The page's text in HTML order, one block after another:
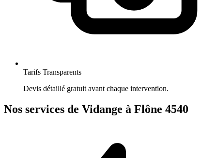
Tarifs Transparents
Devis détaillé gratuit avant chaque intervention.
Nos services de Vidange à Flône 4540